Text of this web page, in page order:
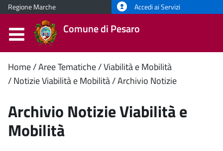
Regione Marche Accedi ai Servizi
Comune di Pesaro
Contenuto
Home Aree Tematiche Viabilità e Mobilità
Notizie Viabilità e Mobilità Archivio Notizie
Archivio Notizie Viabilità e
Mobilità